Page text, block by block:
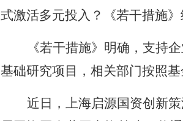
式激活多元投入？《若干措施
《若干措施》明确，支持
基础研究项目，相关部门按照
近日，上海启源国资创新